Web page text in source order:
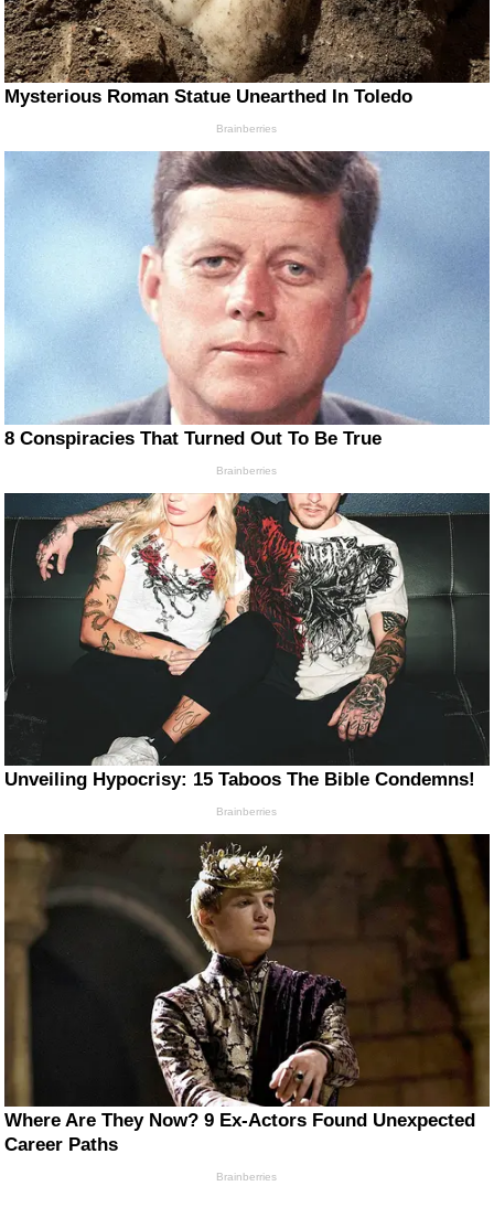
Mysterious Roman Statue Unearthed In Toledo
Brainberries
8 Conspiracies That Turned Out To Be True
Brainberries
Unveiling Hypocrisy: 15 Taboos The Bible Condemns!
Brainberries
Where Are They Now? 9 Ex-Actors Found Unexpected
Career Paths
Brainberries